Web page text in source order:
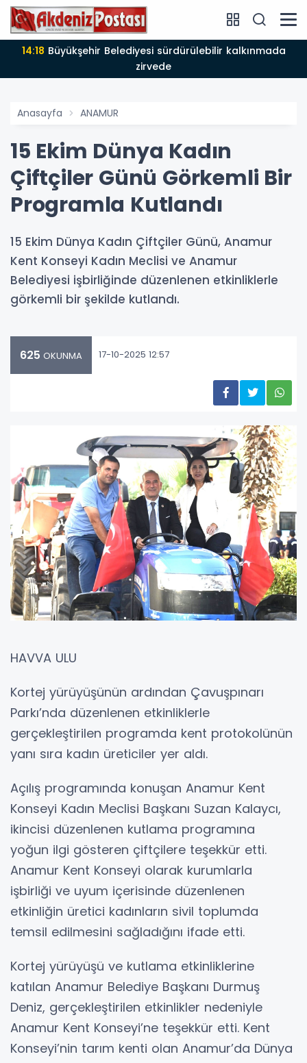
14:18
zirvede
Anasayfa ANAMUR
15 Ekim Dünya Kadın
Çiftçiler Günü Görkemli Bir
Programla Kutlandı
15 Ekim Dünya Kadın Çiftçiler Günü, Anamur
Kent Konseyi Kadın Meclisi ve Anamur
Belediyesi işbirliğinde düzenlenen etkinliklerle
görkemli bir şekilde kutlandı.
625 OKUNMA 17-10-2025 12:57
HAVVA ULU
Kortej yürüyüşünün ardından Çavuşpınarı
Parkı’nda düzenlenen etkinliklerle
gerçekleştirilen programda kent protokolünün
yanı sıra kadın üreticiler yer aldı.
Açılış programında konuşan Anamur Kent
Konseyi Kadın Meclisi Başkanı Suzan Kalaycı,
ikincisi düzenlenen kutlama programına
yoğun ilgi gösteren çiftçilere teşekkür etti.
Anamur Kent Konseyi olarak kurumlarla
işbirliği ve uyum içerisinde düzenlenen
etkinliğin üretici kadınların sivil toplumda
temsil edilmesini sağladığını ifade etti.
Kortej yürüyüşü ve kutlama etkinliklerine
katılan Anamur Belediye Başkanı Durmuş
Deniz, gerçekleştirilen etkinlikler nedeniyle
Anamur Kent Konseyi’ne teşekkür etti. Kent
Konseyi’nin tarım kenti olan Anamur’da Dünya